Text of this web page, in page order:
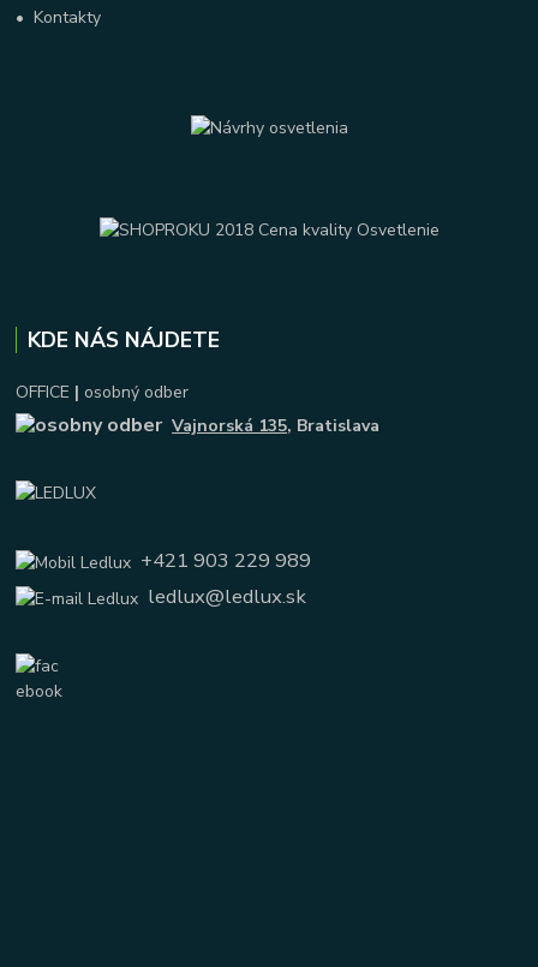
•Kontakty
KDE NÁS NÁJDETE
OFFICE | osobný odber
Vajnorská 135, Bratislava
+421 903 229 989
ledlux@ledlux.sk